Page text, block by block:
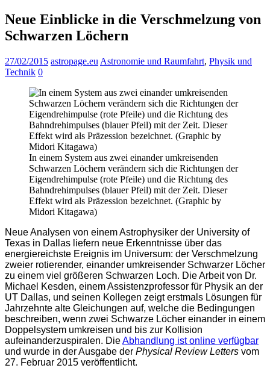
Neue Einblicke in die Verschmelzung von
Schwarzen Löchern
27/02/2015 astropage.eu Astronomie und Raumfahrt, Physik und
Technik 0
In einem System aus zwei einander umkreisenden
Schwarzen Löchern verändern sich die Richtungen der
Eigendrehimpulse (rote Pfeile) und die Richtung des
Bahndrehimpulses (blauer Pfeil) mit der Zeit. Dieser
Effekt wird als Präzession bezeichnet. (Graphic by
Midori Kitagawa)
Neue Analysen von einem Astrophysiker der University of
Texas in Dallas liefern neue Erkenntnisse über das
energiereichste Ereignis im Universum: der Verschmelzung
zweier rotierender, einander umkreisender Schwarzer Löcher
zu einem viel größeren Schwarzen Loch. Die Arbeit von Dr.
Michael Kesden, einem Assistenzprofessor für Physik an der
UT Dallas, und seinen Kollegen zeigt erstmals Lösungen für
Jahrzehnte alte Gleichungen auf, welche die Bedingungen
beschreiben, wenn zwei Schwarze Löcher einander in einem
Doppelsystem umkreisen und bis zur Kollision
aufeinanderzuspiralen. DieAbhandlung ist online verfügbar
und wurde in der Ausgabe der Physical Review Letters vom
27. Februar 2015 veröffentlicht.